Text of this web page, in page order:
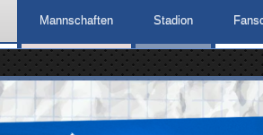
Mannschaften Stadion